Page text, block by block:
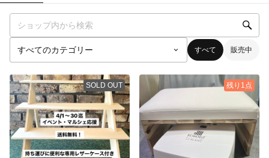
すべて 販売中
SOLD OUT 残り1点